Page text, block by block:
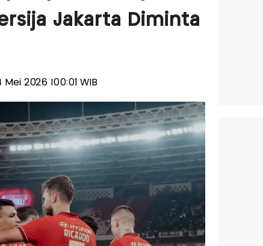
Jakarta Diminta
Mei 2026 |00:01 WIB